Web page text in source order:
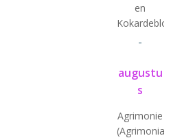
en
-
augustu
s
Agrimonie
(Agrimonia